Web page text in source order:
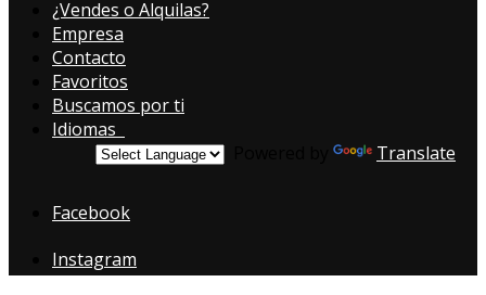
¿Vendes o Alquilas?
Empresa
Contacto
Favoritos
Buscamos por ti
Idiomas
Translate
Facebook
Instagram